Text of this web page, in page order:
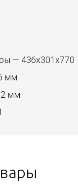
— 436х301х770
мм.
мм.